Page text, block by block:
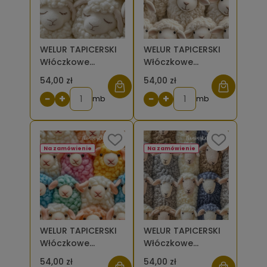
WELUR TAPICERSKI
Włóczkowe
owieczki - śpiące,
krem/beż [6-8]
54,00 zł
− + mb
WELUR TAPICERSKI
Włóczkowe
owieczki -
uśmiechnięte i
beżowe - oczy
otwarte, różowy
nos [6-8]
54,00 zł
− + mb
WELUR TAPICERSKI
Włóczkowe
owieczki -
54,00 zł
Na zamówienie
WELUR TAPICERSKI
Włóczkowe
owieczki
54,00 zł
Na zamówienie